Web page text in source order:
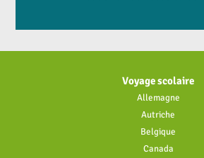
Voyage scolaire
Allemagne
Autriche
Belgique
Canada